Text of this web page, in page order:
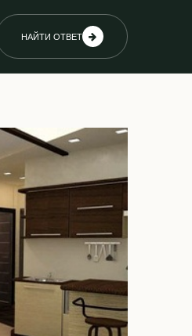
НАЙТИ ОТВЕТ